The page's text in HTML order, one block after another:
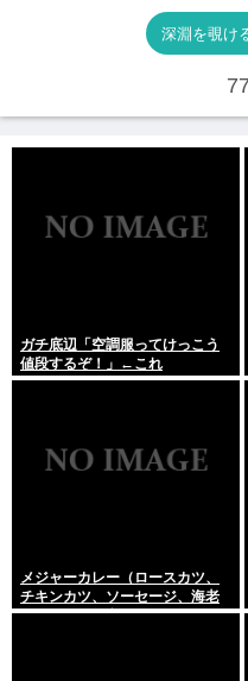
深淵を覗け
ガチ底辺「空調服ってけっこう
値段するぞ！」←これ
メジャーカレー（ロースカツ、
チキンカツ、ソーセージ、海老
フライ、ゆで卵）ケンモメンな